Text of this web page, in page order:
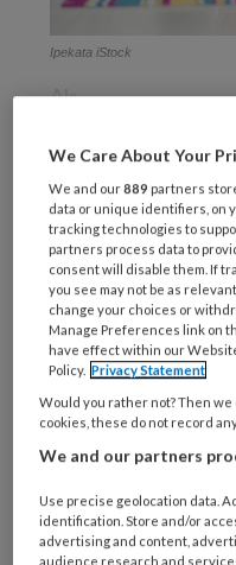
Ipekata iStock
Als
Wil je
Maak gratis
artikelen
Al een account
is
je
e-
We Care About Your
We and our889 partners
data or unique identifiers, on
tracking technologies to
partners process data to
consent will disable them. If
you see may not be as
change your choices or
Manage Preferences link on
have effect within our
Policy. Privacy Statement
Would you rather not? Then
cookies, these do not record
We and our partners
Use precise geolocation data.
identification. Store and/or
advertising and content,
audience research and